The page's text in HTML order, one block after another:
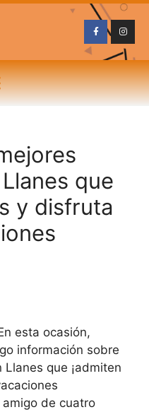
que
y disfruta
esta ocasión,
información sobre
que ¡admiten
de cuatro